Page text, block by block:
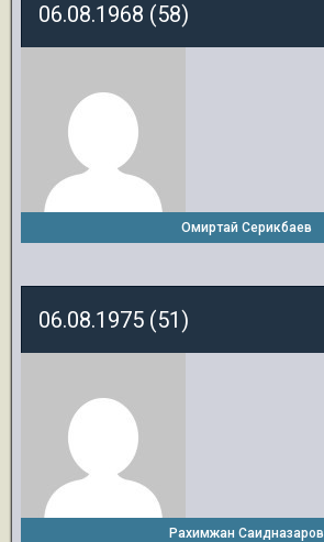
06.08.1968 (58)
Омиртай Серикбаев
06.08.1975 (51)
Рахимжан Саидназаров